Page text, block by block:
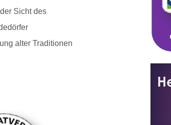
Sicht des
alter Traditionen